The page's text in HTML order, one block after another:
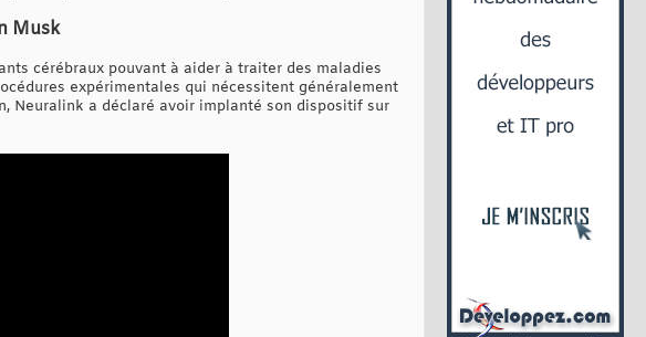
Musk
cérébraux pouvant à aider à traiter des maladies
expérimentales qui nécessitent généralement
Neuralink a déclaré avoir implanté son dispositif sur